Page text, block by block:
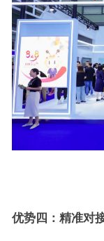
优势四：精准对